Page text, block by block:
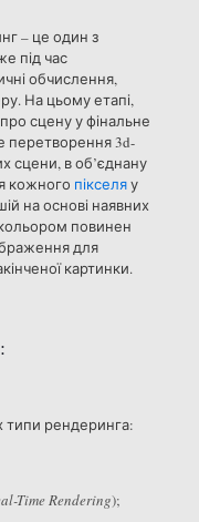
– це один з
під час
обчислення,
На цьому етапі,
сцену у фінальне
перетворення 3d-
сцени, в об’єднану
кожного пікселяу
на основі наявних
повинен
для
картинки.
типи рендеринга:
Time Rendering);